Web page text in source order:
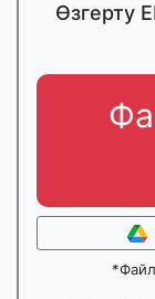
Өзгерту